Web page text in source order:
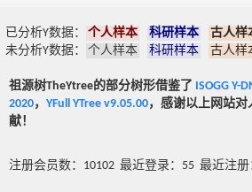
已分析Y数据： 个人样本 科研样本
古人样
未分析Y数据：
个人样本 科研样本 古人样
祖源树TheYtree的部分树形借鉴了 ISOGG Y-
2020， YFull YTree v9.05.00，感谢以上网站
献！
注册会员数：10102 最近登录：55 最近注